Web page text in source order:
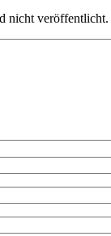
nicht veröffentlicht.